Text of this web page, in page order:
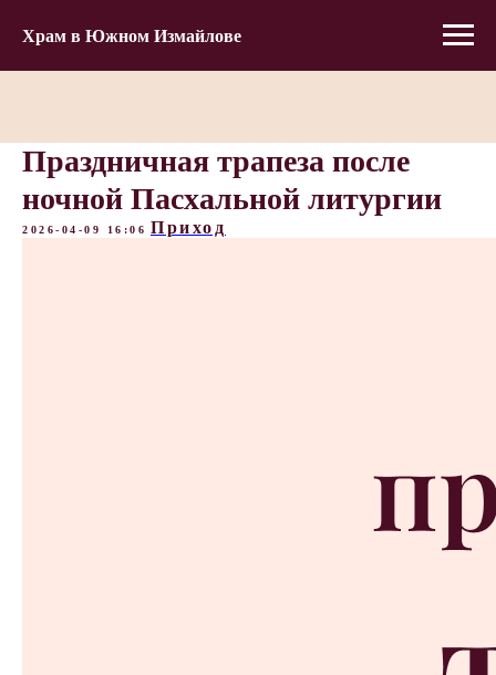
Храм в Южном Измайлове
Праздничная трапеза после
ночной Пасхальной литургии
2026-04-09 16:06 Приход